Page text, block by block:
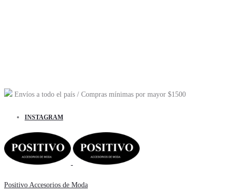
Envíos a todo el país / Compras mínimas por mayor $1500
INSTAGRAM
Positivo Accesorios de Moda